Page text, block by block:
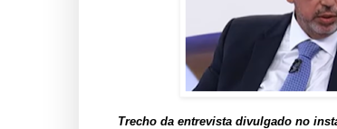
Trecho da entrevista divulgado no